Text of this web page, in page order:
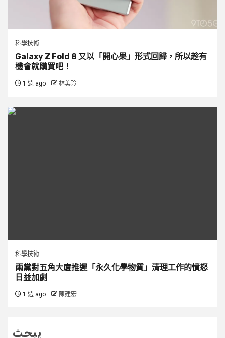
科學技術
Galaxy Z Fold 8 又以「開心果」形式回歸，所以趁有
機會就購買吧！
1 週 ago 林美玲
科學技術
兩黨對五角大廈推遲「永久化學物質」清理工作的憤怒
日益加劇
1 週 ago 陳建宏
يبحث